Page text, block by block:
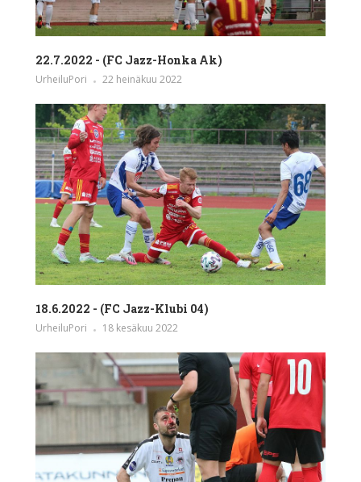
22.7.2022 - (FC Jazz-Honka Ak)
UrheiluPori 22 heinäkuu 2022
18.6.2022 - (FC Jazz-Klubi 04)
UrheiluPori 18 kesäkuu 2022